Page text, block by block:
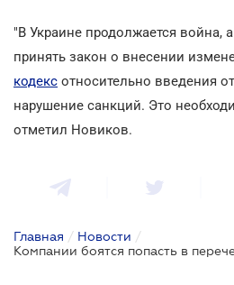
"В Украине продолжается война,
принять закон о внесении
кодекс относительно введения
нарушение санкций. Это
отметил Новиков.
Главная / Новости /